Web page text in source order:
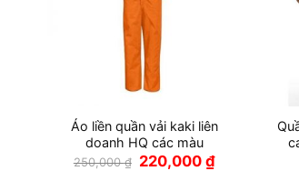
Áo liền quần vải kaki liên
doanh HQ các màu
250,000₫ Giá
gốc
220,000 ₫Giá
hiện